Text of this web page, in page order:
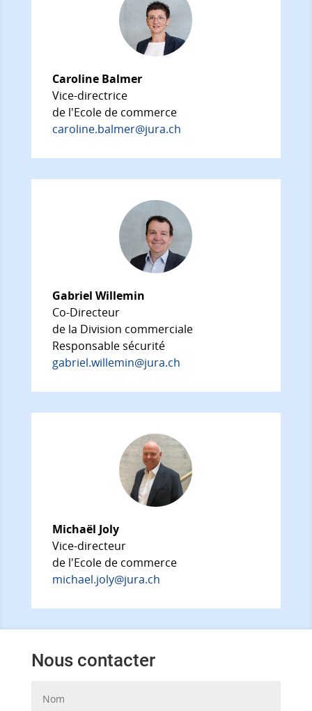
Caroline Balmer
Vice-directrice
de l'Ecole de commerce
caroline.balmer@jura.ch
Gabriel Willemin
Co-Directeur
de la Division commerciale
Responsable sécurité
gabriel.willemin@jura.ch
Michaël Joly
Vice-directeur
de l'Ecole de commerce
michael.joly@jura.ch
Nous contacter